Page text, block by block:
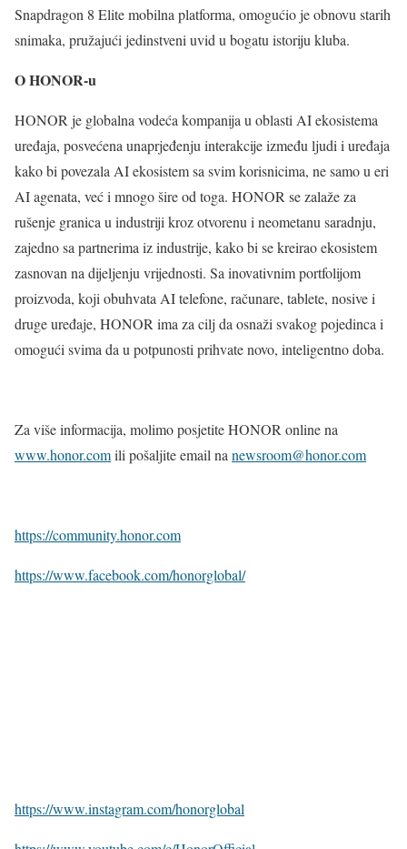
Snapdragon 8 Elite mobilna platforma, omogućio je obnovu starih
snimaka, pružajući jedinstveni uvid u bogatu istoriju kluba.
O HONOR-u
HONOR je globalna vodeća kompanija u oblasti AI ekosistema
uređaja, posvećena unaprjeđenju interakcije između ljudi i uređaja
kako bi povezala AI ekosistem sa svim korisnicima, ne samo u eri
AI agenata, već i mnogo šire od toga. HONOR se zalaže za
rušenje granica u industriji kroz otvorenu i neometanu saradnju,
zajedno sa partnerima iz industrije, kako bi se kreirao ekosistem
zasnovan na dijeljenju vrijednosti. Sa inovativnim portfolijom
proizvoda, koji obuhvata AI telefone, računare, tablete, nosive i
druge uređaje, HONOR ima za cilj da osnaži svakog pojedinca i
omogući svima da u potpunosti prihvate novo, inteligentno doba.
Za više informacija, molimo posjetite HONOR online na
www.honor.comili pošaljite email na newsroom@honor.com
https://community.honor.com
https://www.facebook.com/honorglobal/
https://www.instagram.com/honorglobal